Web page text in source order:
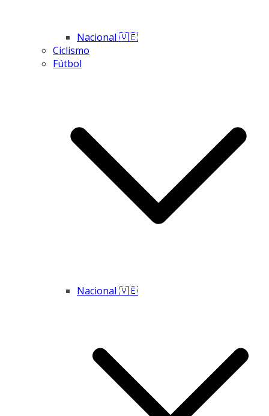
Nacional 🇻🇪
Ciclismo
Fútbol
Nacional 🇻🇪